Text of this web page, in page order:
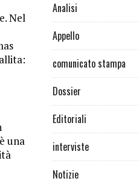
Nel
una
Analisi
Appello
comunicato stampa
Dossier
Editoriali
interviste
Notizie